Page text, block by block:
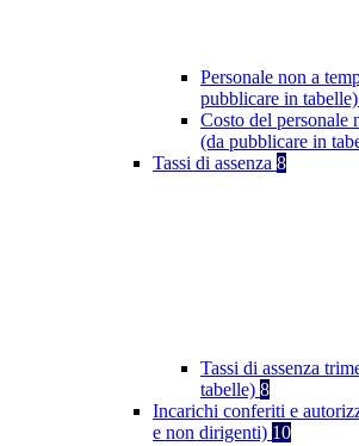
Personale non a
pubblicare in tabelle)
Costo del personale
(da pubblicare in
Tassi di assenza 8
Tassi di assenza
tabelle) 8
Incarichi conferiti e
e non dirigenti) 10